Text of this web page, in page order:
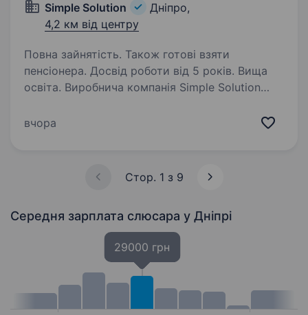
Simple Solution
Дніпро,
4,2 км від центру
Повна зайнятість. Також готові взяти
пенсіонера. Досвід роботи від 5 років. Вища
освіта. Виробнича компанія Simple Solution
електромеханіка, який забезпечуватиме
знаходити несправності та запускати…
вчора
Стор. 1 з 9
Середня зарплата слюсара у Дніпрі
29000 грн